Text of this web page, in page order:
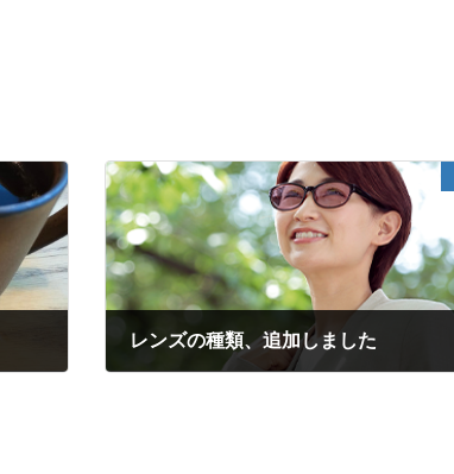
レンズの種類、追加しました